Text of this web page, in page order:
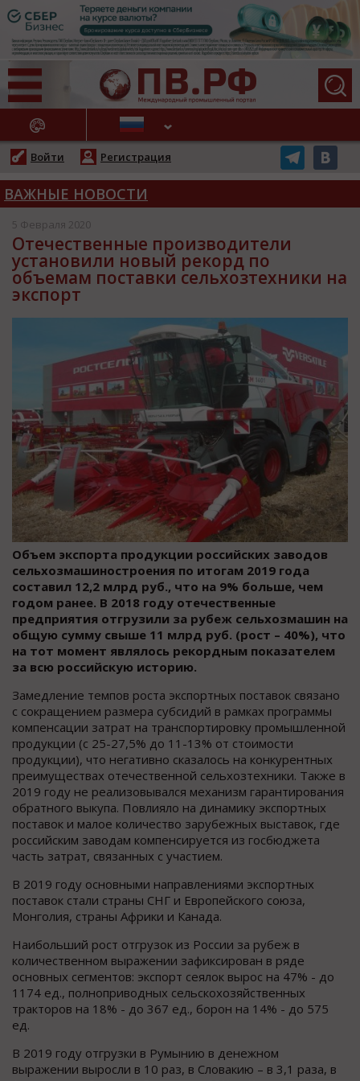
НОВОСТИ
Войти Регистрация
ВАЖНЫЕ НОВОСТИ
5 Февраля 2020
Отечественные производители
установили новый рекорд по
объемам поставки сельхозтехники на
экспорт
Объем экспорта продукции российских заводов
сельхозмашиностроения по итогам 2019 года
составил 12,2 млрд руб., что на 9% больше, чем
годом ранее. В 2018 году отечественные
предприятия отгрузили за рубеж сельхозмашин на
общую сумму свыше 11 млрд руб. (рост – 40%), что
на тот момент являлось рекордным показателем
за всю российскую историю.
Замедление темпов роста экспортных поставок связано
с сокращением размера субсидий в рамках программы
компенсации затрат на транспортировку промышленной
продукции (с 25-27,5% до 11-13% от стоимости
продукции), что негативно сказалось на конкурентных
преимуществах отечественной сельхозтехники. Также в
2019 году не реализовывался механизм гарантирования
обратного выкупа. Повлияло на динамику экспортных
поставок и малое количество зарубежных выставок, где
российским заводам компенсируется из госбюджета
часть затрат, связанных с участием.
В 2019 году основными направлениями экспортных
поставок стали страны СНГ и Европейского союза,
Монголия, страны Африки и Канада.
Наибольший рост отгрузок из России за рубеж в
количественном выражении зафиксирован в ряде
основных сегментов: экспорт сеялок вырос на 47% - до
1174 ед., полноприводных сельскохозяйственных
тракторов на 18% - до 367 ед., борон на 14% - до 575
ед.
В 2019 году отгрузки в Румынию в денежном
выражении выросли в 10 раз, в Словакию – в 3,1 раза, в